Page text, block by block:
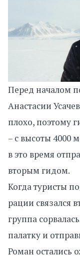
Перед началом
Анастасии
плохо, поэтому
– с высоты 4000
в это время
вторым гидом.
Когда туристы
рации связался
группа
палатку и
Роман остались